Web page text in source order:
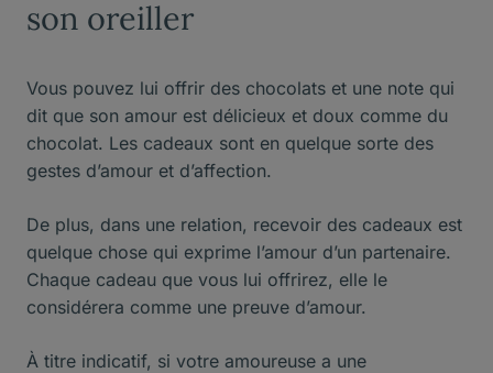
son oreiller
Vous pouvez lui offrir des chocolats et une note qui
dit que son amour est délicieux et doux comme du
chocolat. Les cadeaux sont en quelque sorte des
gestes d’amour et d’affection.
De plus, dans une relation, recevoir des cadeaux est
quelque chose qui exprime l’amour d’un partenaire.
Chaque cadeau que vous lui offrirez, elle le
considérera comme une preuve d’amour.
À titre indicatif, si votre amoureuse a une